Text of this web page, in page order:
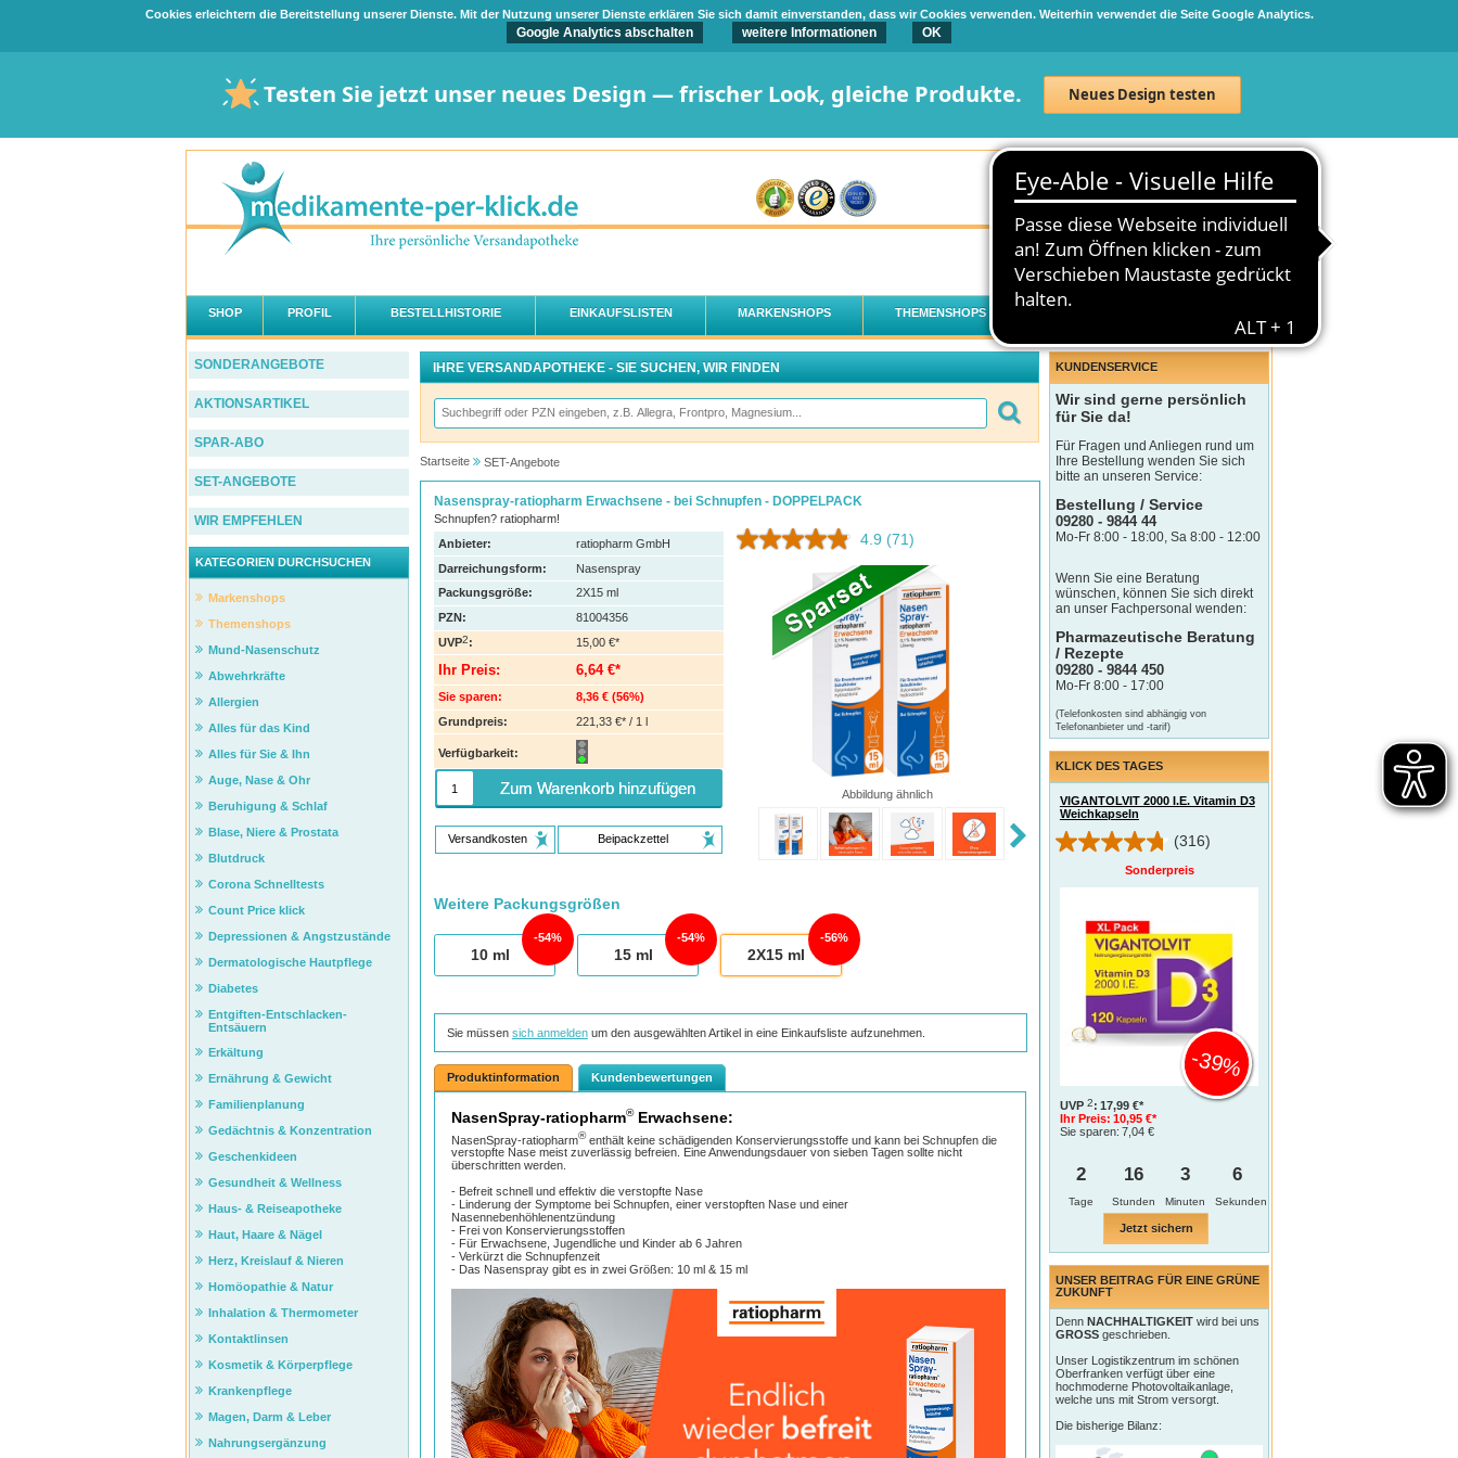
Cookies erleichtern die Bereitstellung unserer Dienste. Mit der Nutzung unserer Dienste erklären Sie sich damit einverstanden, dass wir Cookies verwenden. Weiterhin verwendet die Seite Google Analytics.
Google Analytics abschalten weitere Informationen OK
Testen Sie jetzt unser neues Design — frischer Look, gleiche Produkte. Neues Design testen
Neuanmeldung Anmelden
0 Artikel 0,00 €
SHOP PROFIL BESTELLHISTORIE EINKAUFSLISTEN MARKENSHOPS THEMENSHOPS
IHRE VERSANDAPOTHEKE - SIE SUCHEN, WIR FINDEN
Startseite SET-Angebote
Nasenspray-ratiopharm Erwachsene - bei Schnupfen - DOPPELPACK
Schnupfen? ratiopharm!
4.9 (71)
Abbildung ähnlich
Anbieter:
ratiopharm GmbH
Darreichungsform:
Nasenspray
Packungsgröße:
2X15 ml
PZN:
81004356
UVP2: 15,00 €*
Ihr Preis: 6,64 €*
Sie sparen: 8,36 € (56%)
Grundpreis:
221,33 €* / 1 l
Verfügbarkeit:
Zum Warenkorb hinzufügen
Versandkosten Beipackzettel
Weitere Packungsgrößen
10ml
54%
15ml
54%
2X15 ml
56%
Sie müssen sich anmeldenum den ausgewählten Artikel in eine Einkaufsliste aufzunehmen.
Produktinformation Kundenbewertungen
NasenSpray-ratiopharm®Erwachsene:
NasenSpray-ratiopharm®enthält keine schädigenden Konservierungsstoffe und kann bei Schnupfen die
verstopfte Nase meist zuverlässig befreien. Eine Anwendungsdauer von sieben Tagen sollte nicht
überschritten werden.
- Befreit schnell und effektiv die verstopfte Nase
- Linderung der Symptome bei Schnupfen, einer verstopften Nase und einer
Nasennebenhöhlenentzündung
- Frei von Konservierungsstoffen
- Für Erwachsene, Jugendliche und Kinder ab 6 Jahren
- Verkürzt die Schnupfenzeit
- Das Nasenspray gibt es in zwei Größen: 10 ml & 15 ml
SONDERANGEBOTE
AKTIONSARTIKEL
SPAR-ABO
SET-ANGEBOTE
WIR EMPFEHLEN
KATEGORIEN DURCHSUCHEN
Markenshops
Themenshops
Mund-Nasenschutz
Abwehrkräfte
Allergien
Alles für das Kind
Alles für Sie & Ihn
Auge, Nase & Ohr
Beruhigung & Schlaf
Blase, Niere & Prostata
Blutdruck
Corona Schnelltests
Count Price klick
Depressionen & Angstzustände
Dermatologische Hautpflege
Diabetes
Entgiften-Entschlacken-
Entsäuern
Erkältung
Ernährung & Gewicht
Familienplanung
Gedächtnis & Konzentration
Geschenkideen
Gesundheit & Wellness
Haus- & Reiseapotheke
Haut, Haare & Nägel
Herz, Kreislauf & Nieren
Homöopathie & Natur
Inhalation & Thermometer
Kontaktlinsen
Kosmetik & Körperpflege
Krankenpflege
Magen, Darm & Leber
Nahrungsergänzung
KUNDENSERVICE
Wir sind gerne persönlich
für Sie da!
Für Fragen und Anliegen rund um
Ihre Bestellung wenden Sie sich
bitte an unseren Service:
Bestellung / Service
09280 - 9844 44
Mo-Fr 8:00 - 18:00, Sa 8:00 - 12:00
Wenn Sie eine Beratung
wünschen, können Sie sich direkt
an unser Fachpersonal wenden:
Pharmazeutische Beratung
/ Rezepte
09280 - 9844 450
Mo-Fr 8:00 - 17:00
(Telefonkosten sind abhängig von
Telefonanbieter und -tarif)
KLICK DES TAGES
VIGANTOLVIT 2000 I.E. Vitamin D3
Weichkapseln
(316)
Sonderpreis
UVP 2: 17,99 €*
Ihr Preis: 10,95 €*
Sie sparen: 7,04 €
-39%
2
Tage
16 3 5
Jetzt sichern
UNSER BEITRAG FÜR EINE GRÜNE
ZUKUNFT
Denn NACHHALTIGKEIT wird bei uns
GROSS geschrieben.
Unser Logistikzentrum im schönen
Oberfranken verfügt über eine
hochmoderne Photovoltaikanlage,
welche uns mit Strom versorgt.
Die bisherige Bilanz: